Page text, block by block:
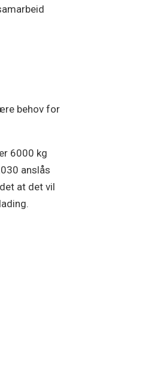
behov for
6000 kg
anslås
at det vil